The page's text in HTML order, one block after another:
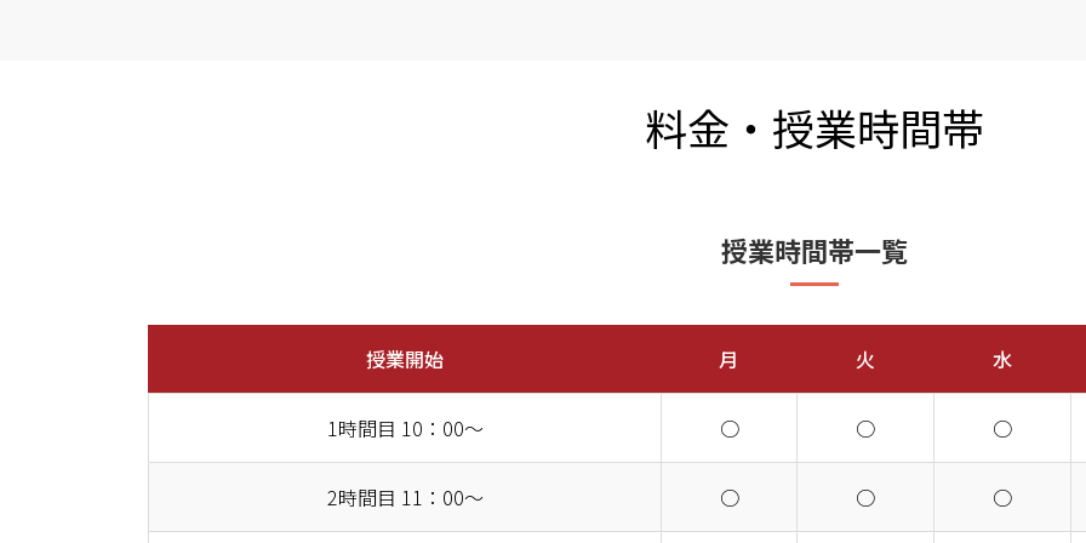
料金・授業時間帯
授業時間帯一覧
授業開始 月 火 水
1時間目 10：00～ ○ ○ ○
2時間目 11：00～ ○ ○ ○